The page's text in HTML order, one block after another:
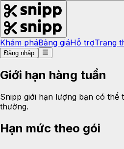
Khám pháBảng giáHỗ trợTrạng
Đăng nhập
Giới hạn hàng tuần
Snipp giới hạn lượng bạn có thể
thường.
Hạn mức theo gói